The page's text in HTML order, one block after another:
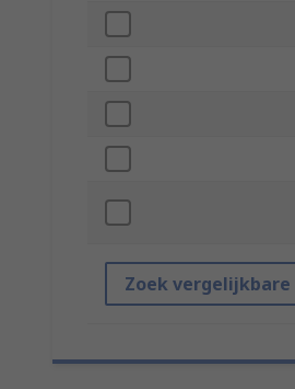
Zoek